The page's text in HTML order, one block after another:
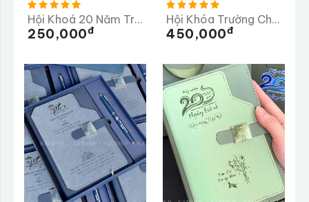
Hội Khoá 20 Năm Trường THPT Lê Khiết
250,000Đ
Hội Khóa Trường Chu Văn An 20 Năm Ngày Trở Về
450,000Đ